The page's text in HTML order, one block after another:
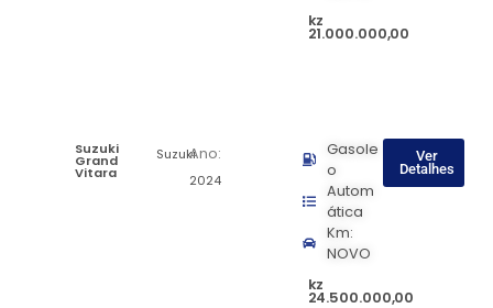
kz
21.000.000,00
Suzuki
Grand
Vitara
SuzukiAno:
2024
Gasole
o
Autom
ática
Km:
NOVO
kz
24.500.000,00
Ver
Detalhes